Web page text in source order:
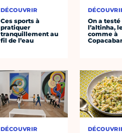
DÉCOUVRIR
Ces sports à
pratiquer
tranquillement au
fil de l’eau
DÉCOUVRIR
On a testé
l’altinha,
comme à